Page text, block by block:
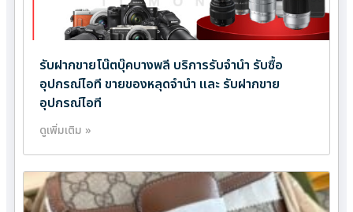
รับฝากขายโน๊ตบุ๊คบางพลี บริการรับจำนำ รับซื้อ
อุปกรณ์ไอที ขายของหลุดจำนำ และ รับฝากขาย
อุปกรณ์ไอที
ดูเพิ่มเติม »